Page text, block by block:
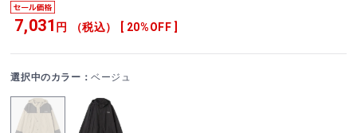
7,031 円 （税込） [ 20%OFF ]
選択中のカラー：ベージュ